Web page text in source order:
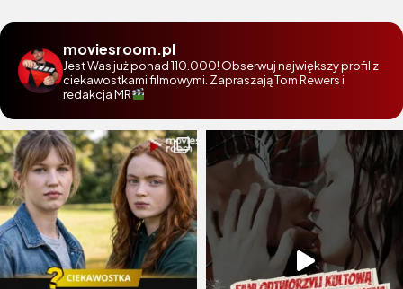
moviesroom.pl
Jest Was już ponad 110.000! Obserwuj największy profil z
ciekawostkami filmowymi. Zapraszają Tom Rewers i
redakcja MR